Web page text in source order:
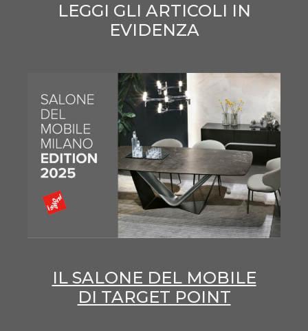
LEGGI GLI ARTICOLI IN
EVIDENZA
IL SALONE DEL MOBILE
DI TARGET POINT